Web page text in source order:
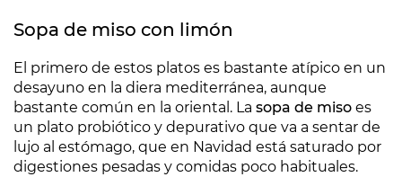
Sopa de miso con limón
El primero de estos platos es bastante atípico en un
desayuno en la diera mediterránea, aunque
bastante común en la oriental. La sopa de miso es
un plato probiótico y depurativo que va a sentar de
lujo al estómago, que en Navidad está saturado por
digestiones pesadas y comidas poco habituales.